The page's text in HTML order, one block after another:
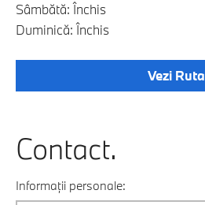
Sâmbătă: Închis
Duminică: Închis
Vezi Ruta
Contact.
Informații personale: